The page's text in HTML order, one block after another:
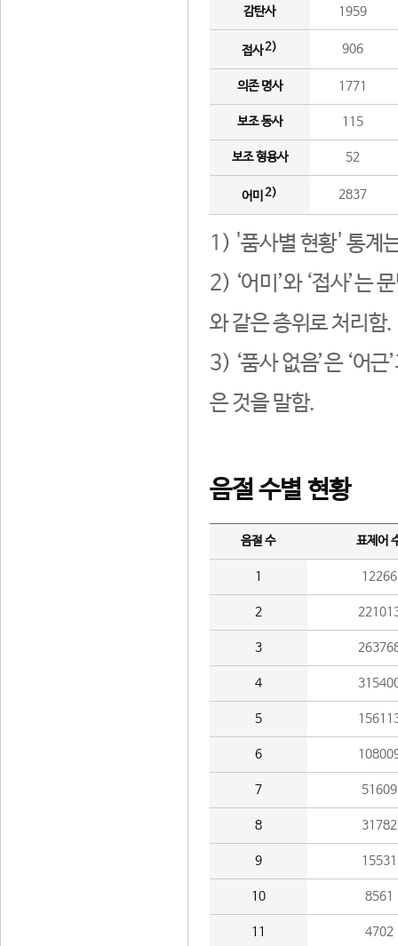
감탄사 1959
접사2) 906
의존 명사 1771
보조 동사 115
보조 형용사 52
어미 2) 2837
1) '품사별 현황' 통계
2) ‘어미’와 ‘접사’는
와 같은 층위로 처리함.
3) ‘품사 없음’은 ‘어
은 것을 말함.
음절 수별 현황
음절 수 표제어
1 12266
2
3
4
5
6
7 51609
8 31782
9 15531
10 8561
11 4702